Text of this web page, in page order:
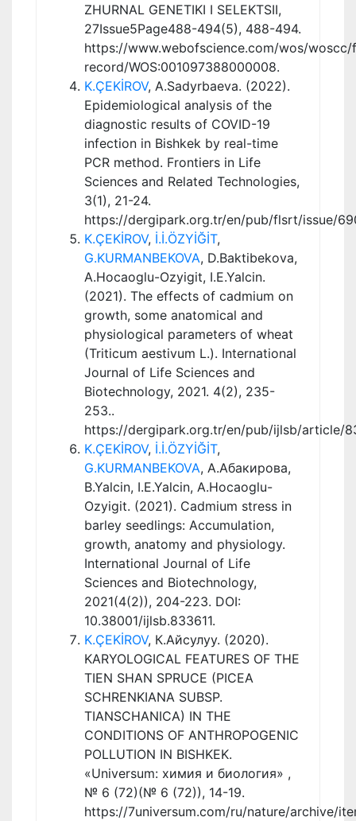
ZHURNAL GENETIKI I SELEKTSII,
27Issue5Page488-494(5), 488-494.
https://www.webofscience.com/wos/
record/WOS:001097388000008.
K.ÇEKİROV, A.Sadyrbaeva. (2022).
Epidemiological analysis of the
diagnostic results of COVID-19
infection in Bishkek by real-time
PCR method. Frontiers in Life
Sciences and Related Technologies,
3(1), 21-24.
https://dergipark.org.tr/en/pub/flsrt/issue/
K.ÇEKİROV, İ.İ.ÖZYİĞİT,
G.KURMANBEKOVA, D.Baktibekova,
A.Hocaoglu-Ozyigit, I.E.Yalcin.
(2021). The effects of cadmium on
growth, some anatomical and
physiological parameters of wheat
(Triticum aestivum L.). International
Journal of Life Sciences and
Biotechnology, 2021. 4(2), 235-
253..
https://dergipark.org.tr/en/pub/ijlsb/article/
K.ÇEKİROV, İ.İ.ÖZYİĞİT,
G.KURMANBEKOVA, А.Абакирова,
B.Yalcin, I.E.Yalcin, A.Hocaoglu-
Ozyigit. (2021). Cadmium stress in
barley seedlings: Accumulation,
growth, anatomy and physiology.
International Journal of Life
Sciences and Biotechnology,
2021(4(2)), 204-223. DOI:
10.38001/ijlsb.833611.
K.ÇEKİROV, К.Айсулуу. (2020).
KARYOLOGICAL FEATURES OF THE
TIEN SHAN SPRUCE (PICEA
SCHRENKIANA SUBSP.
TIANSCHANICA) IN THE
CONDITIONS OF ANTHROPOGENIC
POLLUTION IN BISHKEK.
«Universum: химия и биология» ,
№ 6 (72)(№ 6 (72)), 14-19.
https://7universum.com/ru/nature/archive/